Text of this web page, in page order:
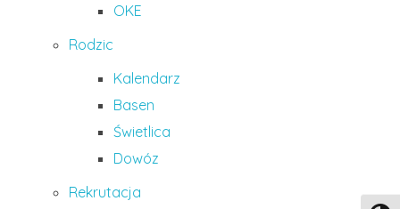
OKE
Rodzic
Kalendarz
Basen
Świetlica
Dowóz
Rekrutacja